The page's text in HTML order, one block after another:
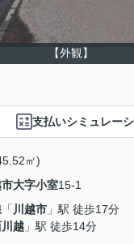
【外観】
支払いシミュレー
㎡)
市大字小室15-1
「 川越市 」駅 徒歩17分
越 」駅 徒歩14分